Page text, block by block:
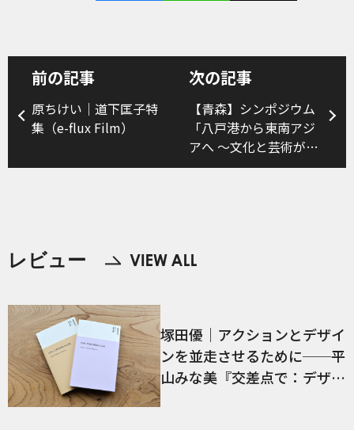
前の記事
原ちけい｜道下匡子特
集（e-flux Film）
次の記事
【青森】シンポジウム
「八戸港から東南アジ
アへ 〜文化と芸術がひ
らく新たな航路〜」
レビュー
塚田優｜アクションとデザイ
ンを並走させるために──平
山みな美『交差点で：デザイ
ン、言語、経験』／前編